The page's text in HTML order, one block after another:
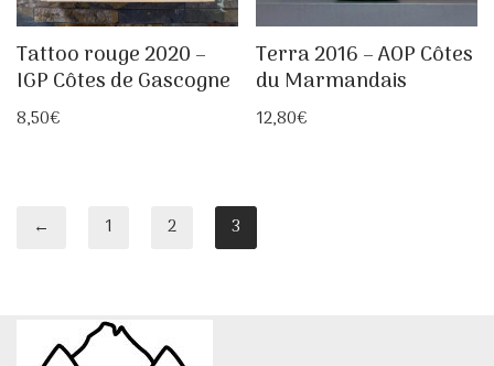
Tattoo rouge 2020 –
IGP Côtes de Gascogne
8,50€
Terra 2016 – AOP Côtes
du Marmandais
12,80€
← 1 2 3